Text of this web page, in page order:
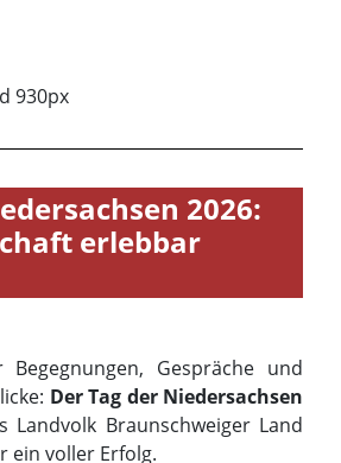
erlebbar
Gespräche und
Der Tag der Niedersachsen
Braunschweiger Land
ein voller Erfolg.
wir uns gemeinsam mit der
LandFrauen, den
derLandwirtschaftskammer
NAN Ackerbauzentrum